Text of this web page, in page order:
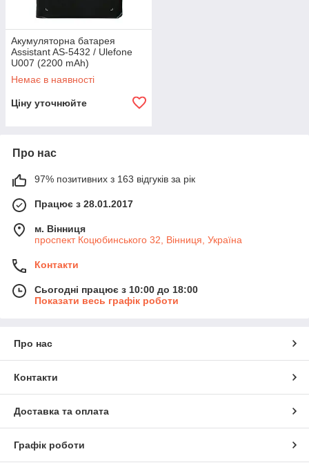
Акумуляторна батарея
Assistant AS-5432 / Ulefone
U007 (2200 mAh)
Немає в наявності
Ціну уточнюйте
Про нас
97% позитивних з 163 відгуків за рік
Працює з 28.01.2017
м. Вінниця
проспект Коцюбинського 32, Вінниця, Україна
Контакти
Сьогодні працює з 10:00 до 18:00
Показати весь графік роботи
Про нас
Контакти
Доставка та оплата
Графік роботи